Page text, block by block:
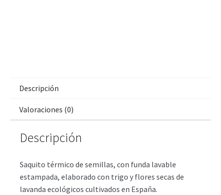
Descripción
Valoraciones (0)
Descripción
Saquito térmico de semillas, con funda lavable
estampada, elaborado con trigo y flores secas de
lavanda ecológicos cultivados en España.